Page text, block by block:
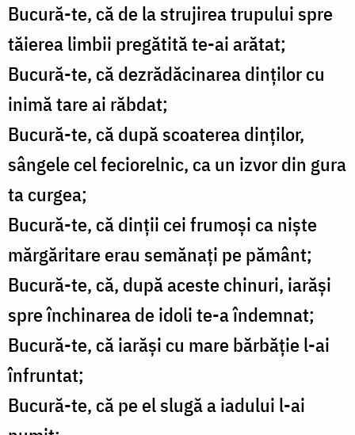
Bucură-te, că de la strujirea trupului spre
tăierea limbii pregătită te-ai arătat;
Bucură-te, că dezrădăcinarea dinţilor cu
inimă tare ai răbdat;
Bucură-te, că după scoaterea dinţilor,
sângele cel feciorelnic, ca un izvor din gura
ta curgea;
Bucură-te, că dinţii cei frumoşi ca nişte
mărgăritare erau semănaţi pe pământ;
Bucură-te, că, după aceste chinuri, iarăşi
spre închinarea de idoli te-a îndemnat;
Bucură-te, că iarăşi cu mare bărbăţie l-ai
înfruntat;
Bucură-te, că pe el slugă a iadului l-ai